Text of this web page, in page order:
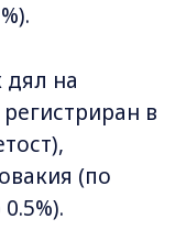
дял на
в
(по